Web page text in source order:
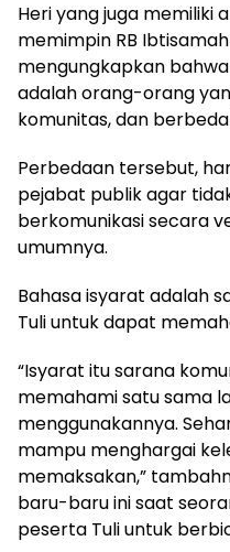
Heri yang juga memiliki
memimpin RB
mengungkapkan
adalah orang-orang
komunitas, dan
Perbedaan tersebut,
pejabat publik agar
berkomunikasi secara
umumnya.
Bahasa isyarat adalah
Tuli untuk dapat
“Isyarat itu sarana
memahami satu sama
menggunakannya.
mampu menghargai
memaksakan,”
baru-baru ini saat
peserta Tuli untuk